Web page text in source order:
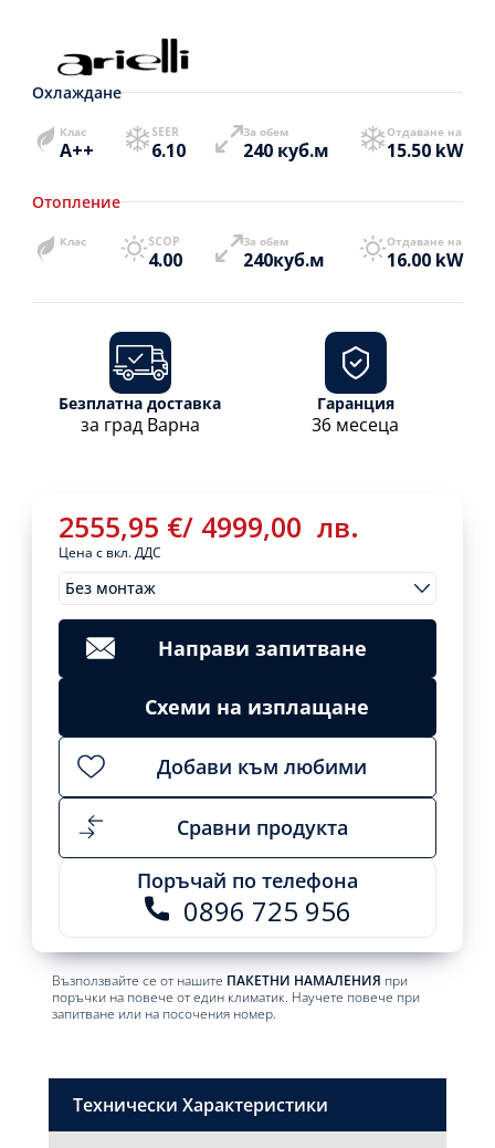
2555,95 €/ 4999,00 лв.
Цена с вкл. ДДС
Без монтаж
МонтажиClear
2555,95€/
4999,00
лв.Направи запитване
Схеми на изплащане
Добави към любими
Сравни продукта
Поръчай по телефона
0896 725 956
Възползвайте се от нашите ПАКЕТНИ НАМАЛЕНИЯ при
поръчки на повече от един климатик. Научете повече при
запитване или на посочения номер.
Охлаждане
Клас
A++
SEER
6.10
За обем
240 куб.м
Отдаване на
15.50 kW
Отопление
Клас SCOP
4.00
За обем
240куб.м
Отдаване на
16.00 kW
Безплатна доставка
за град Варна
Гаранция
36 месеца
Технически Характеристики